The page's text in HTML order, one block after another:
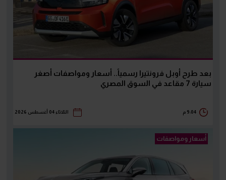
بعد طرح أوبل فرونتيرا رسمياً.. أسعار ومواصفات أصغر
سيارة 7 مقاعد في السوق المصري
9:04 م الثلاثاء 04 أغسطس 2026
أسعار ومواصفات